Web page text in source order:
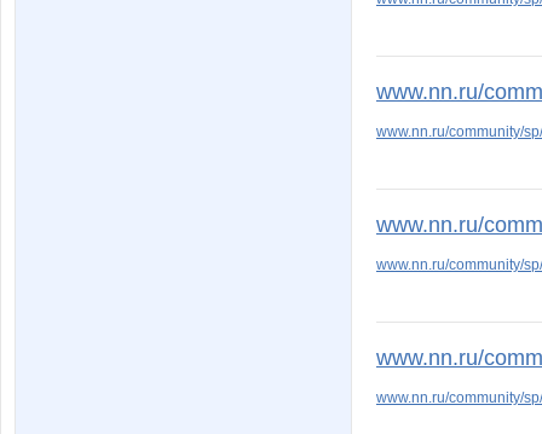
www.nn.ru/
www.nn.ru/community/
www.nn.ru/
www.nn.ru/community/
www.nn.ru/
www.nn.ru/community/